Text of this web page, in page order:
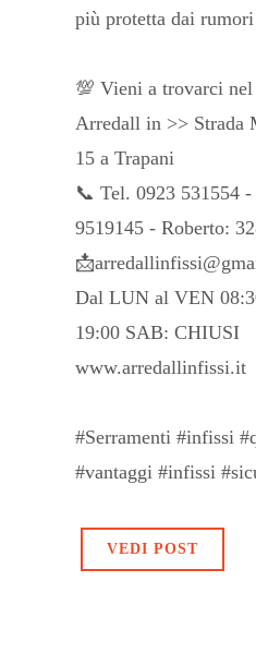
più protetta dai
💯 Vieni a trovarci
Arredall in >> Strada
15 a Trapani
📞 Tel. 0923 531554
9519145 - Roberto:
Dal LUN al VEN
19:00 SAB: CHIUSI
www.arredallinfissi.it
#Serramenti #infissi
#vantaggi #infissi
VEDI POST